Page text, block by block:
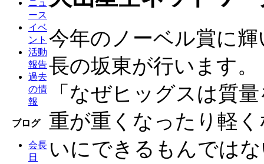
ニュ
ース
イベ
ント
活動
報告
過去
の情
報
ブログ
会長
日
今年のノーベル賞に
長の坂東が行います。
「なぜヒッグスは質
重が重くなったり軽
いにできるもんでは